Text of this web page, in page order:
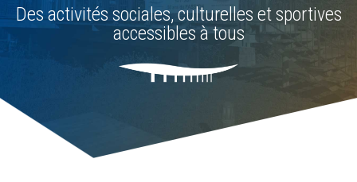
Des activités sociales, culturelles et sportives
accessibles à tous